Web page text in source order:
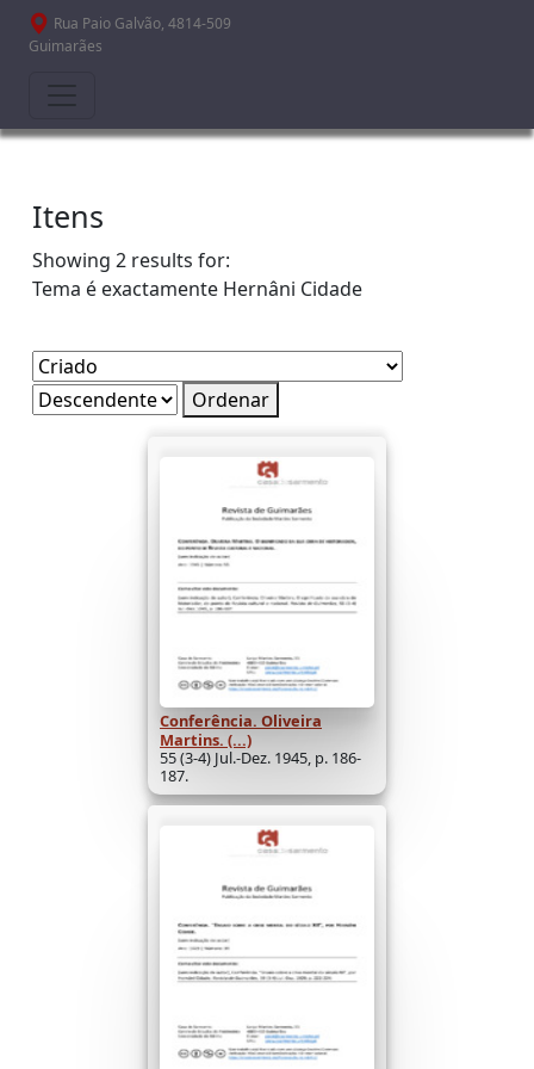
Passar para o conteúdo principal
Rua Paio Galvão, 4814-509
Guimarães
Itens
Showing 2 results for:
Tema é exactamente Hernâni Cidade
Ordenar
Conferência. Oliveira
Martins. (...)
55 (3-4) Jul.-Dez. 1945, p. 186-
187.